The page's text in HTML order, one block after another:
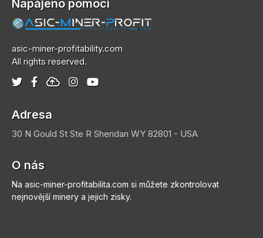
Napájeno pomocí
asic-miner-profitability.com
All rights reserved.
Adresa
30 N Gould St Ste R Sheridan WY 82801 - USA
O nás
Na asic-miner-profitabilita.com si můžete zkontrolovat
nejnovější minery a jejich zisky.